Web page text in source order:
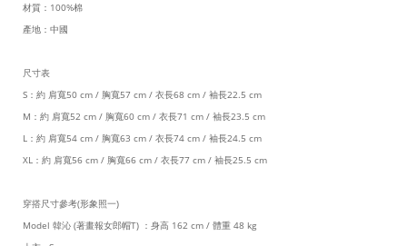
材質：100%棉
產地：中國
尺寸表
S：約 肩寬50 cm / 胸寬57 cm / 衣長68 cm / 袖長22.5 cm
M：約 肩寬52 cm / 胸寬60 cm / 衣長71 cm / 袖長23.5 cm
L：約 肩寬54 cm / 胸寬63 cm / 衣長74 cm / 袖長24.5 cm
XL：約 肩寬56 cm / 胸寬66 cm / 衣長77 cm / 袖長25.5 cm
穿搭尺寸參考(形象照一)
Model 韓沁 (著畫報女郎帽T) ：身高 162 cm / 體重 48 kg